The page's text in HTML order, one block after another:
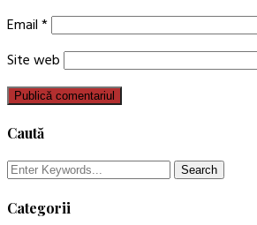
Email *
Site web
Caută
Categorii